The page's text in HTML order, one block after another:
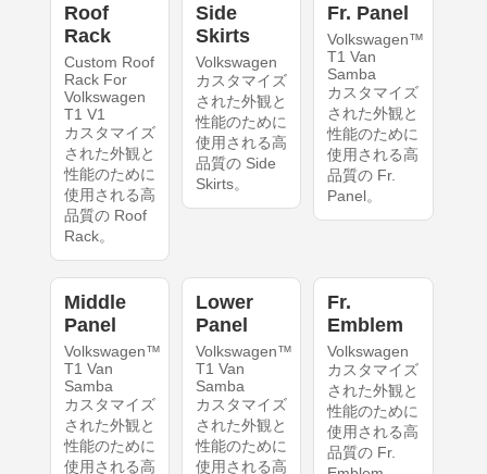
Roof
Rack
Custom Roof
Rack For
Volkswagen
T1 V1
カスタマイズ
された外観と
性能のために
使用される高
品質の Roof
Rack。
Side
Skirts
Volkswagen
カスタマイズ
された外観と
性能のために
使用される高
品質の Side
Skirts。
Fr. Panel
Volkswagen™
T1 Van
Samba
カスタマイズ
された外観と
性能のために
使用される高
品質の Fr.
Panel。
Middle
Panel
Volkswagen™
T1 Van
Samba
カスタマイズ
された外観と
性能のために
使用される高
Lower
Panel
Volkswagen™
T1 Van
Samba
カスタマイズ
された外観と
性能のために
使用される高
Fr.
Emblem
Volkswagen
カスタマイズ
された外観と
性能のために
使用される高
品質の Fr.